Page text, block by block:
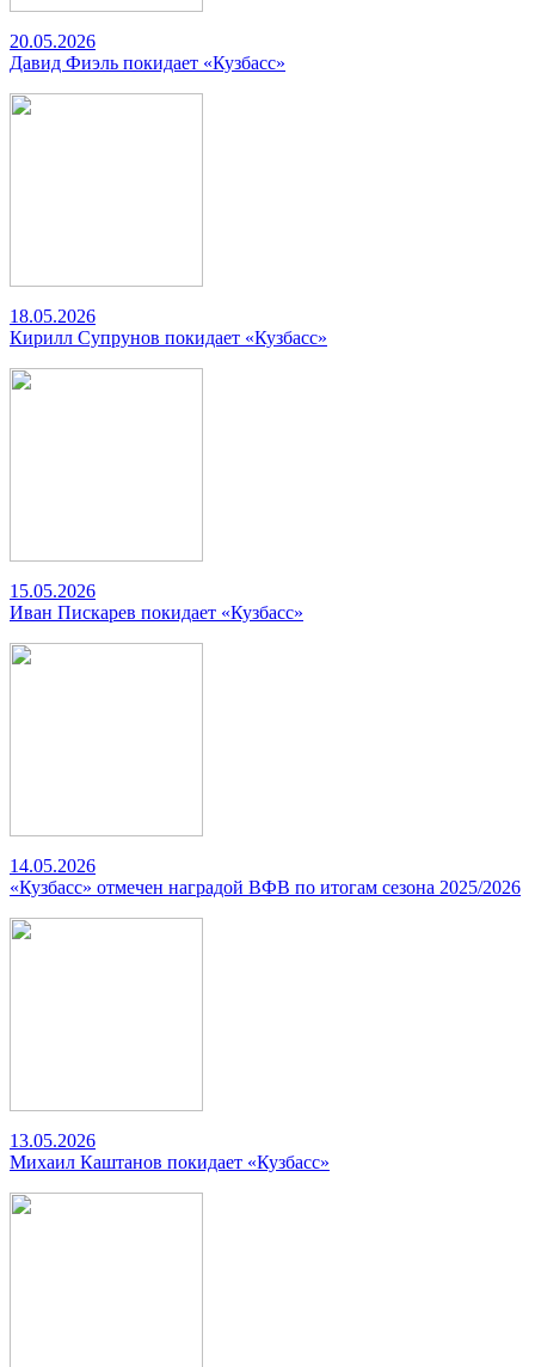
20.05.2026
Давид Фиэль покидает «Кузбасс»
18.05.2026
Кирилл Супрунов покидает «Кузбасс»
15.05.2026
Иван Пискарев покидает «Кузбасс»
14.05.2026
«Кузбасс» отмечен наградой ВФВ по итогам сезона 2025/2026
13.05.2026
Михаил Каштанов покидает «Кузбасс»